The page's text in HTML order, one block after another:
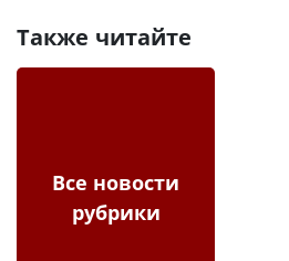
Также читайте
Все новости
рубрики